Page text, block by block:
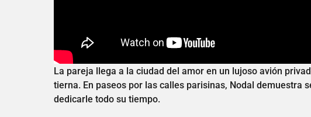
La pareja llega a la ciudad del amor en un lujoso avión
tierna. En paseos por las calles parisinas, Nodal demuestra
dedicarle todo su tiempo.